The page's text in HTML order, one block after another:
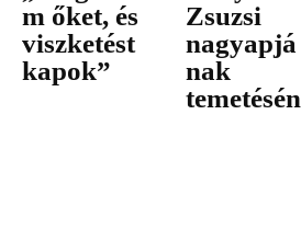
m őket, és
viszketést
kapok”
Zsuzsi
nagyapjá
nak
temetésén